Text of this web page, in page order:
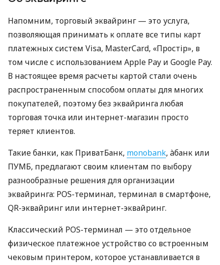
Напомним, торговый эквайринг — это услуга,
позволяющая принимать к оплате все типы карт
платежных систем Visa, MasterCard, «Простір», в
том числе с использованием Apple Pay и Google Pay.
В настоящее время расчеты картой стали очень
распространенным способом оплаты для многих
покупателей, поэтому без эквайринга любая
торговая точка или интернет-магазин просто
теряет клиентов.
Такие банки, как ПриватБанк, monobank, àбанк или
ПУМБ, предлагают своим клиентам по выбору
разнообразные решения для организации
эквайринга: POS-терминал, терминал в смартфоне,
QR-эквайринг или интернет-эквайринг.
Классический POS-терминал — это отдельное
физическое платежное устройство со встроенным
чековым принтером, которое устанавливается в